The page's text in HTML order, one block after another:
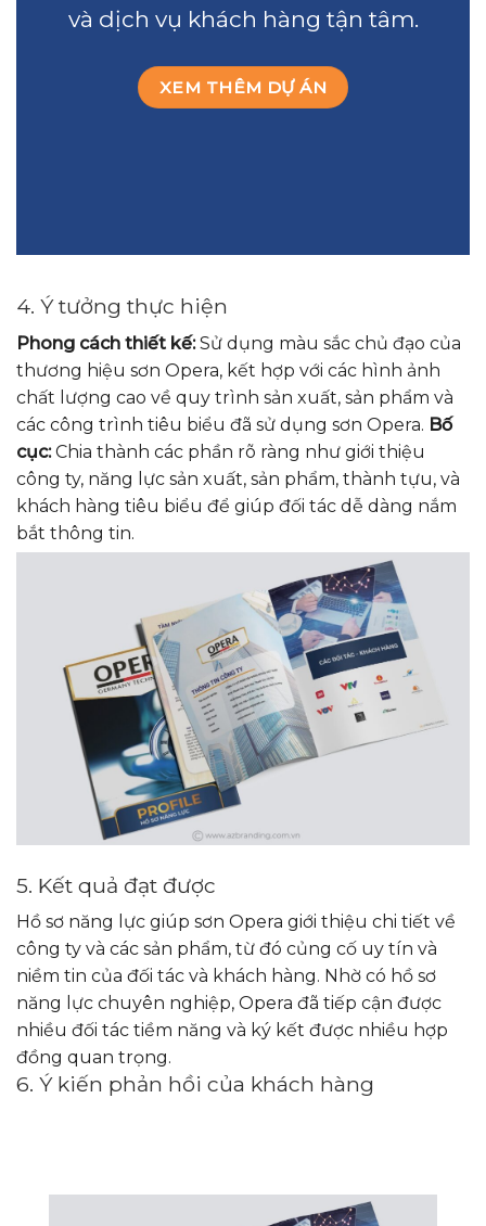
và dịch vụ khách hàng tận tâm.
XEM THÊM DỰ ÁN
4. Ý tưởng thực hiện
Phong cách thiết kế:Sử dụng màu sắc chủ đạo của
thương hiệu sơn Opera, kết hợp với các hình ảnh
chất lượng cao về quy trình sản xuất, sản phẩm và
các công trình tiêu biểu đã sử dụng sơn Opera. Bố
cục:Chia thành các phần rõ ràng như giới thiệu
công ty, năng lực sản xuất, sản phẩm, thành tựu, và
khách hàng tiêu biểu để giúp đối tác dễ dàng nắm
bắt thông tin.
5. Kết quả đạt được
Hồ sơ năng lực giúp sơn Opera giới thiệu chi tiết về
công ty và các sản phẩm, từ đó củng cố uy tín và
niềm tin của đối tác và khách hàng. Nhờ có hồ sơ
năng lực chuyên nghiệp, Opera đã tiếp cận được
nhiều đối tác tiềm năng và ký kết được nhiều hợp
đồng quan trọng.
6. Ý kiến phản hồi của khách hàng